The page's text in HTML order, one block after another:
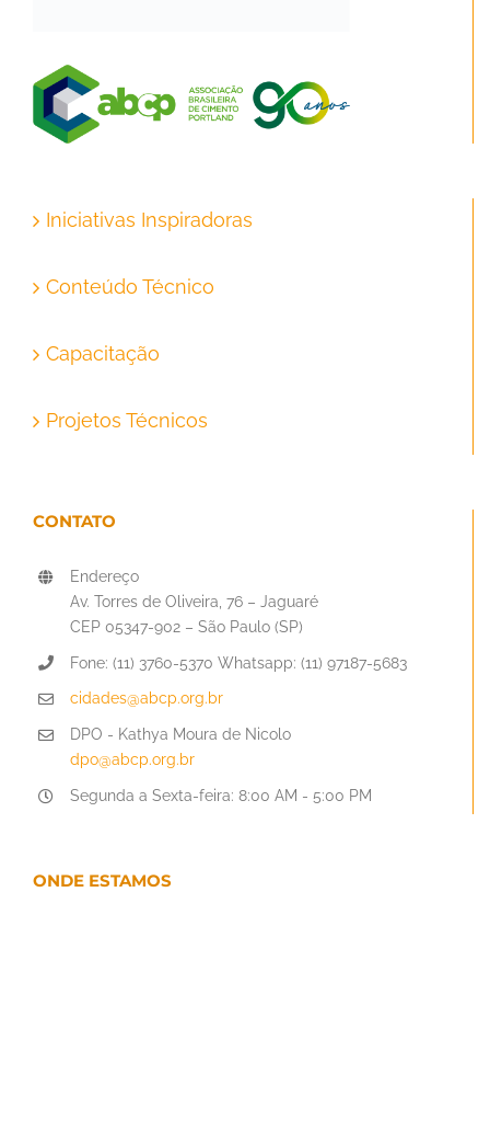
Iniciativas Inspiradoras
Conteúdo Técnico
Capacitação
Projetos Técnicos
CONTATO
Endereço
Av. Torres de Oliveira, 76 – Jaguaré
CEP 05347-902 – São Paulo (SP)
Fone: (11) 3760-5370 Whatsapp: (11) 97187-5683
cidades@abcp.org.br
DPO - Kathya Moura de Nicolo
dpo@abcp.org.br
Segunda a Sexta-feira: 8:00 AM - 5:00 PM
ONDE ESTAMOS